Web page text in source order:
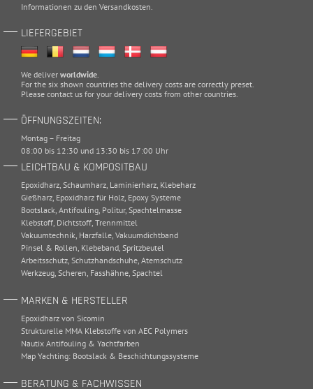
Informationen zu den Versandkosten
LIEFERGEBIET
We deliver worldwide
For the six shown countries the delivery costs are correctly preset.
Please contact us for your delivery costs from other countries.
ÖFFNUNGSZEITEN:
Montag – Freitag
08:00 bis 12:30 und 13:30 bis 17:00 Uhr
LEICHTBAU & KOMPOSITBAU
Epoxidharz Schaumharz Laminierharz Klebeharz
Gießharz Epoxidharz für Holz Epoxy Systeme
Bootslack Antifouling Politur, Spachtelmasse
Klebstoff Dichtstoff Trennmittel
Vakuumtechnik Harzfalle Vakuumdichtband
Pinsel & Rollen Klebeband Spritzbeutel
Arbeitsschutz Schutzhandschuhe Atemschutz
Werkzeug Scheren Fasshähne Spachtel
MARKEN & HERSTELLER
Epoxidharz von Sicomin
Strukturelle MMA Klebstoffe von AEC Polymers
Nautix Antifouling & Yachtfarben
Map Yachting: Bootslack & Beschichtungssysteme
BERATUNG & FACHWISSEN